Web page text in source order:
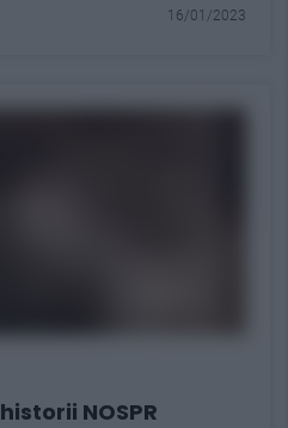
16/01/2023
NOSPR